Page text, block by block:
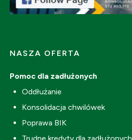
NASZA OFERTA
Pomoc dla zadłużonych
Oddłużanie
Konsolidacja chwilówek
Poprawa BIK